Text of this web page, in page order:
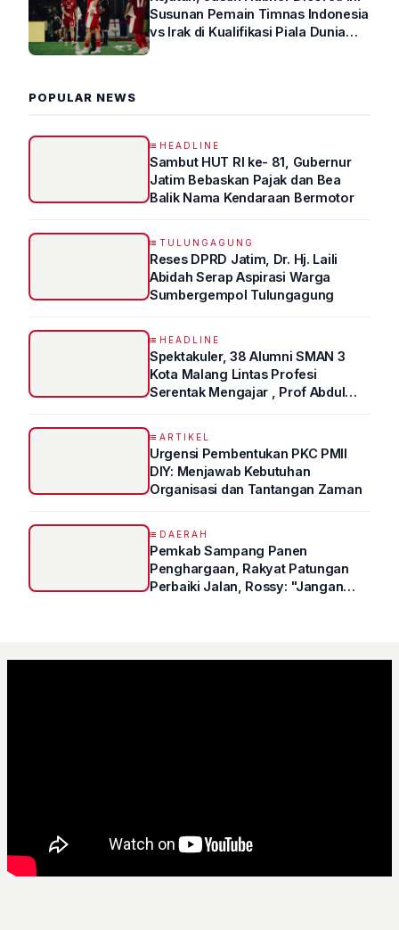
Susunan Pemain Timnas Indonesia
vs Irak di Kualifikasi Piala Dunia
POPULAR NEWS
HEADLINE
Sambut HUT RI ke- 81, Gubernur
Jatim Bebaskan Pajak dan Bea
Balik Nama Kendaraan Bermotor
TULUNGAGUNG
Reses DPRD Jatim, Dr. Hj. Laili
Abidah Serap Aspirasi Warga
Sumbergempol Tulungagung
HEADLINE
Spektakuler, 38 Alumni SMAN 3
Kota Malang Lintas Profesi
Serentak Mengajar , Prof Abdul
ARTIKEL
Urgensi Pembentukan PKC PMII
DIY: Menjawab Kebutuhan
Organisasi dan Tantangan Zaman
DAERAH
Pemkab Sampang Panen
Penghargaan, Rakyat Patungan
Perbaiki Jalan, Rossy: "Jangan